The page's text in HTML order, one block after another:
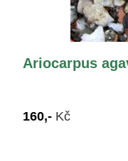
Ariocarpus
160,- Kč